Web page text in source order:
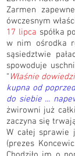
Zarmen
ówczesnym
17 lipca spółka
w nim ośrodka
sąsiedztwie
spowoduje
“ Właśnie
kupna od
do siebie ...
żwirowni już
zaczyna się
W całej sprawie
(prezes